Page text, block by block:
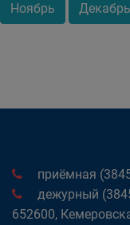
Ноябрь Декабрь
приёмная
дежурный
652600,